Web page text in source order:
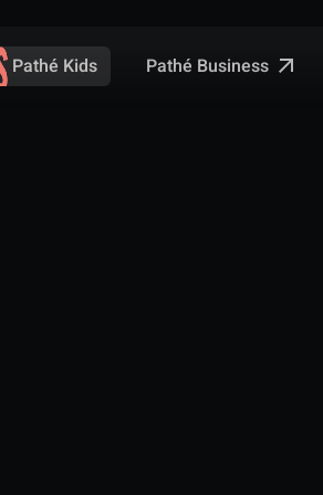
Pathé Kids Pathé Business